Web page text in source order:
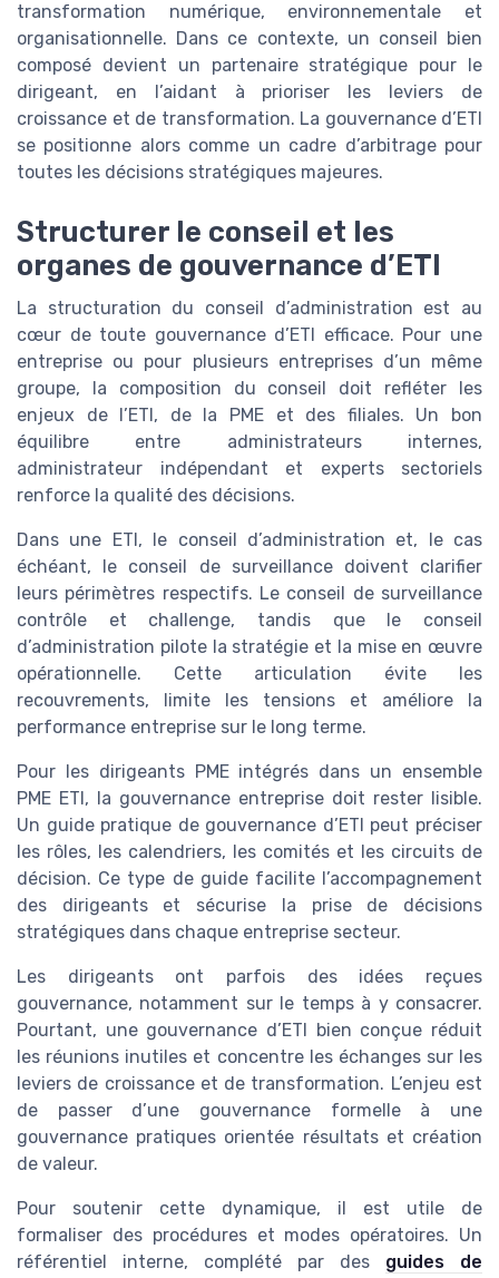
transformation numérique, environnementale et
organisationnelle. Dans ce contexte, un conseil bien
composé devient un partenaire stratégique pour le
dirigeant, en l’aidant à prioriser les leviers de
croissance et de transformation. La gouvernance d’ETI
se positionne alors comme un cadre d’arbitrage pour
toutes les décisions stratégiques majeures.
Structurer le conseil et les
organes de gouvernance d’ETI
La structuration du conseil d’administration est au
cœur de toute gouvernance d’ETI efficace. Pour une
entreprise ou pour plusieurs entreprises d’un même
groupe, la composition du conseil doit refléter les
enjeux de l’ETI, de la PME et des filiales. Un bon
équilibre entre administrateurs internes,
administrateur indépendant et experts sectoriels
renforce la qualité des décisions.
Dans une ETI, le conseil d’administration et, le cas
échéant, le conseil de surveillance doivent clarifier
leurs périmètres respectifs. Le conseil de surveillance
contrôle et challenge, tandis que le conseil
d’administration pilote la stratégie et la mise en œuvre
opérationnelle. Cette articulation évite les
recouvrements, limite les tensions et améliore la
performance entreprise sur le long terme.
Pour les dirigeants PME intégrés dans un ensemble
PME ETI, la gouvernance entreprise doit rester lisible.
Un guide pratique de gouvernance d’ETI peut préciser
les rôles, les calendriers, les comités et les circuits de
décision. Ce type de guide facilite l’accompagnement
des dirigeants et sécurise la prise de décisions
stratégiques dans chaque entreprise secteur.
Les dirigeants ont parfois des idées reçues
gouvernance, notamment sur le temps à y consacrer.
Pourtant, une gouvernance d’ETI bien conçue réduit
les réunions inutiles et concentre les échanges sur les
leviers de croissance et de transformation. L’enjeu est
de passer d’une gouvernance formelle à une
gouvernance pratiques orientée résultats et création
de valeur.
Pour soutenir cette dynamique, il est utile de
formaliser des procédures et modes opératoires. Un
référentiel interne, complété par des guides de